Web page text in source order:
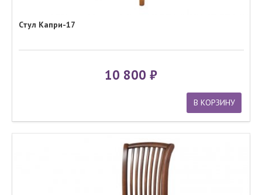
Стул Капри-17
10 800
В КОРЗИНУ